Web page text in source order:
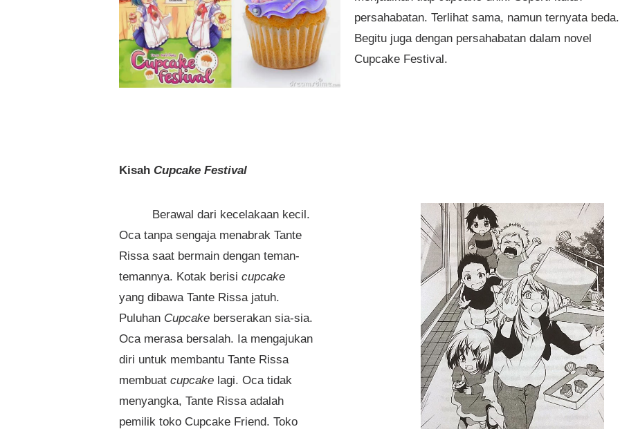
persahabatan. Terlihat sama, namun ternyata beda.
Begitu juga dengan persahabatan dalam novel
Cupcake Festival.
Kisah Cupcake Festival
Berawal dari kecelakaan kecil.
Oca tanpa sengaja menabrak Tante
Rissa saat bermain dengan teman-
temannya. Kotak berisi cupcake
yang dibawa Tante Rissa jatuh.
Puluhan Cupcake berserakan sia-sia.
Oca merasa bersalah. Ia mengajukan
diri untuk membantu Tante Rissa
membuat cupcake lagi. Oca tidak
menyangka, Tante Rissa adalah
pemilik toko Cupcake Friend. Toko